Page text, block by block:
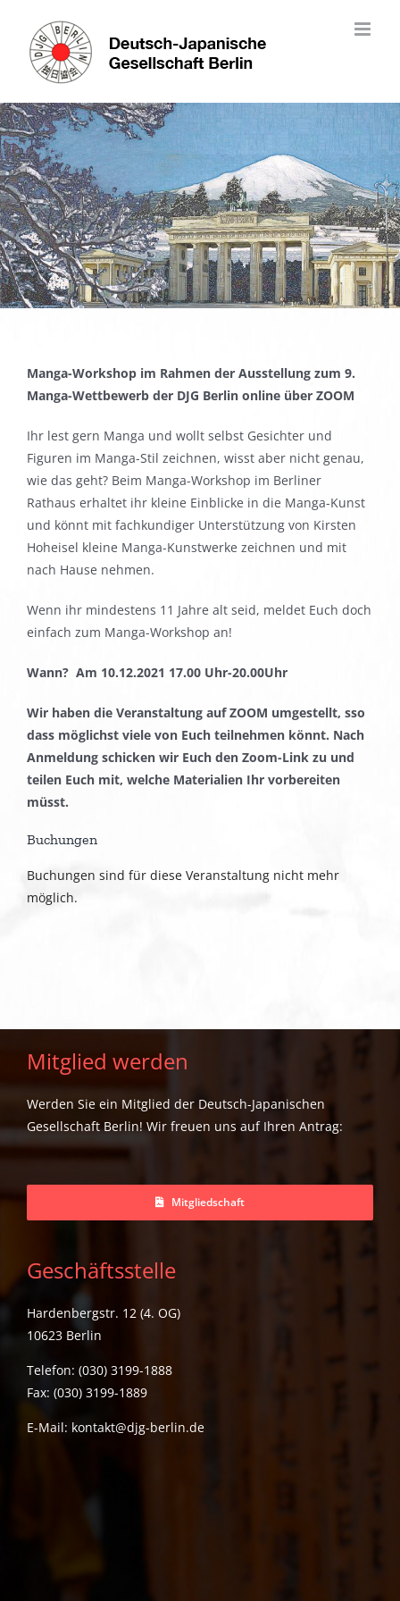
content
Manga-Workshop im Rahmen der Ausstellung zum 9.
Manga-Wettbewerb der DJG Berlin online über ZOOM
Ihr lest gern Manga und wollt selbst Gesichter und
Figuren im Manga-Stil zeichnen, wisst aber nicht genau,
wie das geht? Beim Manga-Workshop im Berliner
Rathaus erhaltet ihr kleine Einblicke in die Manga-Kunst
und könnt mit fachkundiger Unterstützung von Kirsten
Hoheisel kleine Manga-Kunstwerke zeichnen und mit
nach Hause nehmen.
Wenn ihr mindestens 11 Jahre alt seid, meldet Euch doch
einfach zum Manga-Workshop an!
Wann? Am 10.12.2021 17.00 Uhr-20.00Uhr
Wir haben die Veranstaltung auf ZOOM umgestellt, sso
dass möglichst viele von Euch teilnehmen könnt. Nach
Anmeldung schicken wir Euch den Zoom-Link zu und
teilen Euch mit, welche Materialien Ihr vorbereiten
müsst.
Buchungen
Buchungen sind für diese Veranstaltung nicht mehr
möglich.
Mitglied werden
Werden Sie ein Mitglied der Deutsch-Japanischen
Gesellschaft Berlin! Wir freuen uns auf Ihren Antrag:
Mitgliedschaft
Geschäftsstelle
Hardenbergstr. 12 (4. OG)
10623 Berlin
Telefon: (030) 3199-1888
Fax: (030) 3199-1889
E-Mail: kontakt@djg-berlin.de